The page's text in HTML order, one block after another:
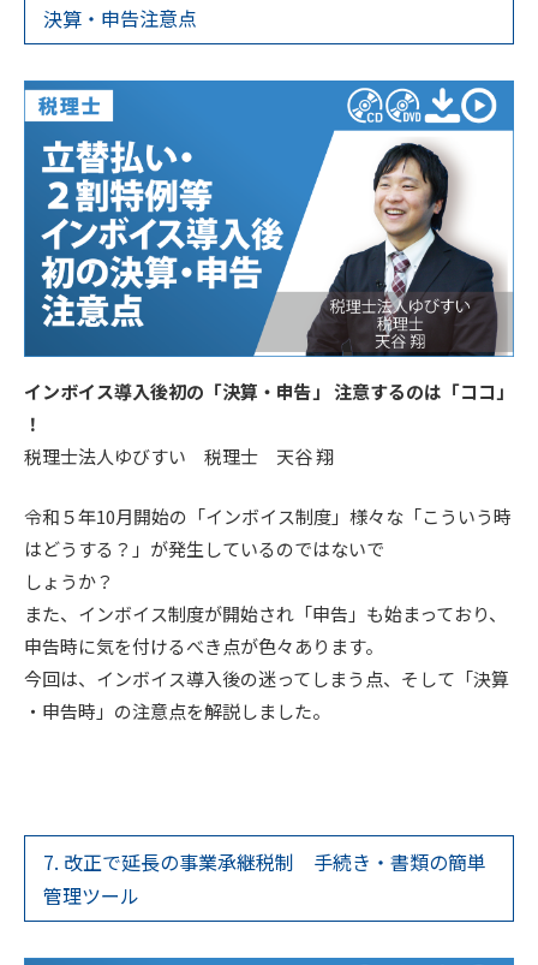
決算・申告注意点
インボイス導入後初の「決算・申告」 注意するのは「ココ」
！
税理士法人ゆびすい 税理士 天谷 翔
令和５年10月開始の「インボイス制度」様々な「こういう時
はどうする？」が発生しているのではないで
しょうか？
また、インボイス制度が開始され「申告」も始まっており、
申告時に気を付けるべき点が色々あります。
今回は、インボイス導入後の迷ってしまう点、そして「決算
・申告時」の注意点を解説しました。
7. 改正で延長の事業承継税制 手続き・書類の簡単
管理ツール